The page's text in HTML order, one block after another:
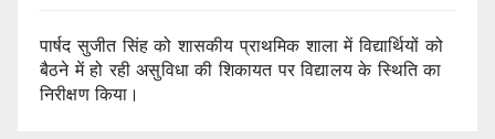
पार्षद सुजीत सिंह को शासकीय प्राथमिक शाला में विद्यार्थियों को
बैठने में हो रही असुविधा की शिकायत पर विद्यालय के स्थिति का
निरीक्षण किया।